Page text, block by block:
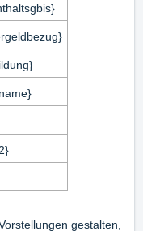
gestalten,